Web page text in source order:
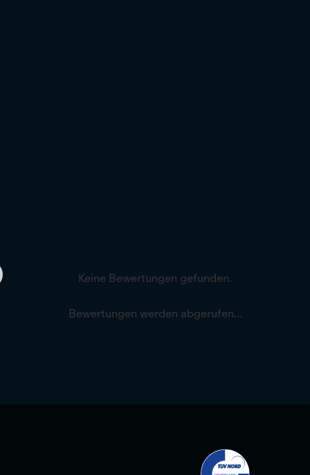
Keine Bewertungen gefunden.
Bewertungen werden abgerufen...